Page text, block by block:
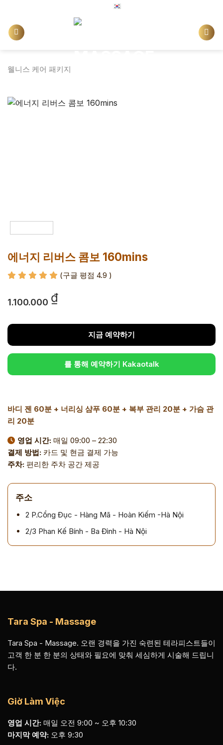
content
웰니스 케어 패키지
에너지 리버스 콤보 160mins
(구글 평점 4.9 )
1.100.000 ₫
지금 예약하기
를 통해 예약하기 Kakaotalk
바디 젠 60분 + 너리싱 샴푸 60분 + 복부 관리 20분 + 가슴 관
리 20분
영업 시간: 매일 09:00 – 22:30
결제 방법: 카드 및 현금 결제 가능
주차: 편리한 주차 공간 제공
주소
2 P.Cổng Đục - Hàng Mã - Hoàn Kiếm -Hà Nội
2/3 Phan Kế Bính - Ba Đình - Hà Nội
Tara Spa - Massage
Tara Spa - Massage. 오랜 경력을 가진 숙련된 테라피스트들이
고객 한 분 한 분의 상태와 필요에 맞춰 세심하게 시술해 드립니
다.
Giờ Làm Việc
영업 시간: 매일 오전 9:00 ~ 오후 10:30
마지막 예약: 오후 9:30